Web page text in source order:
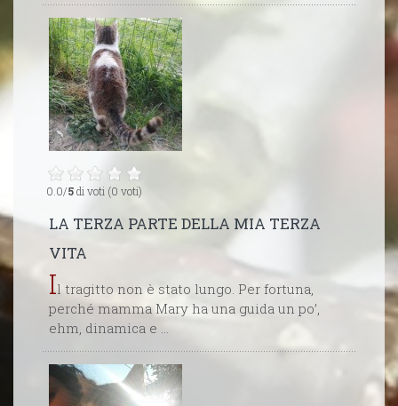
0.0/5di voti (0 voti)
LA TERZA PARTE DELLA MIA TERZA
VITA
Il tragitto non è stato lungo. Per fortuna,
perché mamma Mary ha una guida un po’,
ehm, dinamica e ...